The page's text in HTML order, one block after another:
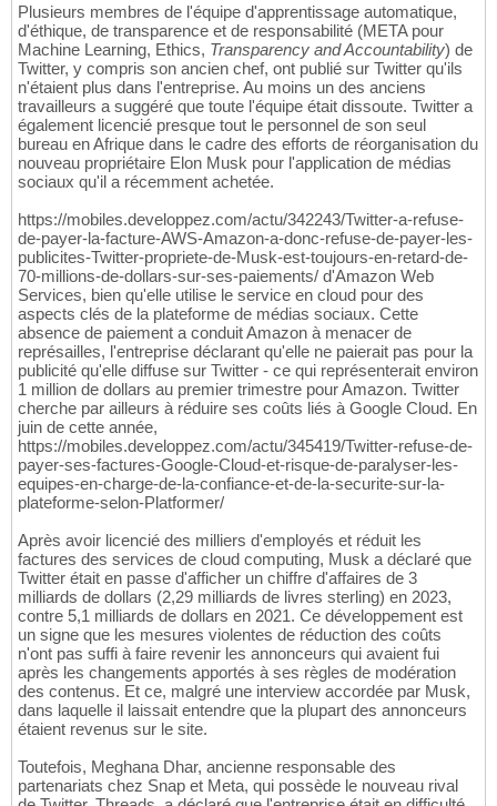
Plusieurs membres de l'équipe d'apprentissage automatique,
d'éthique, de transparence et de responsabilité (META pour
Machine Learning, Ethics, Transparency and Accountability) de
Twitter, y compris son ancien chef, ont publié sur Twitter qu'ils
n'étaient plus dans l'entreprise. Au moins un des anciens
travailleurs a suggéré que toute l'équipe était dissoute. Twitter a
également licencié presque tout le personnel de son seul
bureau en Afrique dans le cadre des efforts de réorganisation du
nouveau propriétaire Elon Musk pour l'application de médias
sociaux qu'il a récemment achetée.
https://mobiles.developpez.com/actu/342243/Twitter-a-refuse-
de-payer-la-facture-AWS-Amazon-a-donc-refuse-de-payer-les-
publicites-Twitter-propriete-de-Musk-est-toujours-en-retard-de-
70-millions-de-dollars-sur-ses-paiements/ d'Amazon Web
Services, bien qu'elle utilise le service en cloud pour des
aspects clés de la plateforme de médias sociaux. Cette
absence de paiement a conduit Amazon à menacer de
représailles, l'entreprise déclarant qu'elle ne paierait pas pour la
publicité qu'elle diffuse sur Twitter - ce qui représenterait environ
1 million de dollars au premier trimestre pour Amazon. Twitter
cherche par ailleurs à réduire ses coûts liés à Google Cloud. En
juin de cette année,
https://mobiles.developpez.com/actu/345419/Twitter-refuse-de-
payer-ses-factures-Google-Cloud-et-risque-de-paralyser-les-
equipes-en-charge-de-la-confiance-et-de-la-securite-sur-la-
plateforme-selon-Platformer/
Après avoir licencié des milliers d'employés et réduit les
factures des services de cloud computing, Musk a déclaré que
Twitter était en passe d'afficher un chiffre d'affaires de 3
milliards de dollars (2,29 milliards de livres sterling) en 2023,
contre 5,1 milliards de dollars en 2021. Ce développement est
un signe que les mesures violentes de réduction des coûts
n'ont pas suffi à faire revenir les annonceurs qui avaient fui
après les changements apportés à ses règles de modération
des contenus. Et ce, malgré une interview accordée par Musk,
dans laquelle il laissait entendre que la plupart des annonceurs
étaient revenus sur le site.
Toutefois, Meghana Dhar, ancienne responsable des
partenariats chez Snap et Meta, qui possède le nouveau rival